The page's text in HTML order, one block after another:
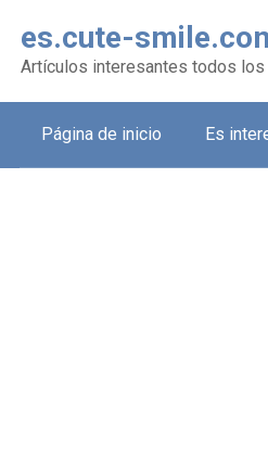
es.cute-
Artículos interesantes todos los
Página de inicio Es